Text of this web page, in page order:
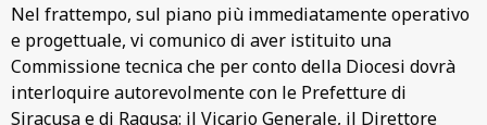
Nel frattempo, sul piano più immediatamente operativo
e progettuale, vi comunico di aver istituito una
Commissione tecnica che per conto della Diocesi dovrà
interloquire autorevolmente con le Prefetture di
Siracusa e di Ragusa: il Vicario Generale, il Direttore